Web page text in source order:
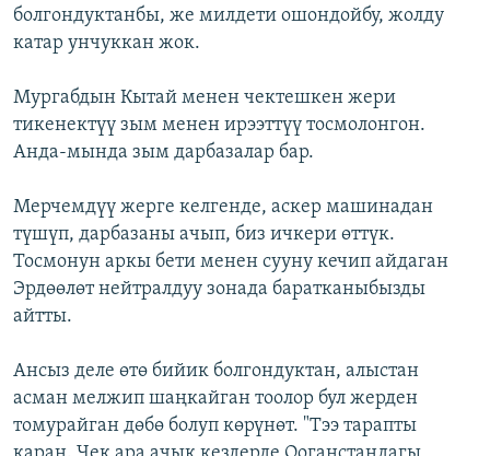
болгондуктанбы, же милдети ошондойбу, жолду
катар унчуккан жок.
Мургабдын Кытай менен чектешкен жери
тикенектүү зым менен ирээттүү тосмолонгон.
Анда-мында зым дарбазалар бар.
Мерчемдүү жерге келгенде, аскер машинадан
түшүп, дарбазаны ачып, биз ичкери өттүк.
Тосмонун аркы бети менен сууну кечип айдаган
Эрдөөлөт нейтралдуу зонада баратканыбызды
айтты.
Ансыз деле өтө бийик болгондуктан, алыстан
асман мелжип шаңкайган тоолор бул жерден
томурайган дөбө болуп көрүнөт. "Тээ тарапты